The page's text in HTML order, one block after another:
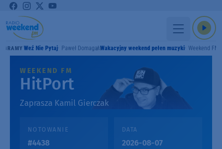
GRAMY Weź Nie Pytaj Paweł DomagałaWakacyjny weekend pełen muzyki Weekend FM
WEEKEND FM
HitPort
Zaprasza Kamil Gierczak
NOTOWANIE
#4438
DATA
2026-08-07